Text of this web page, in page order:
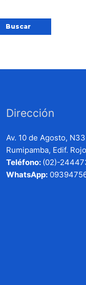
Dirección
Av. 10 de Agosto,
Rumipamba, Edif. Rojo
Teléfono: (02)-
WhatsApp: